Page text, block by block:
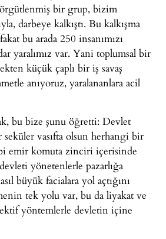
bir grup, bizim
darbeye kalkıştı. Bu kalkışma
bu arada 250 insanımızı
yaralımız var. Yani toplumsal bir
küçük çaplı bir iş savaş
anıyoruz, yaralananlara acil
bu bize şunu öğretti: Devlet
vasıfta olsun herhangi bir
emir komuta zinciri içerisinde
yönetenlerle pazarlığa
büyük facialara yol açtığını
tek yolu var, bu da liyakat ve
yöntemlerle devletin içine